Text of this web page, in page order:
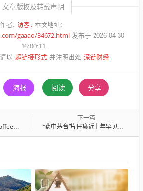
文章版权及转载声明
作者: 访客 本文地址：
gaaao/34672.html 发布于 2026-04-30
16:00:11
以 超链接形式 并注明出处 深链财经
海报 阅读 分享
质新高度
下一篇
“药中茅台”片仔癀近十年罕见年度负增长，现金流大幅下滑超90%